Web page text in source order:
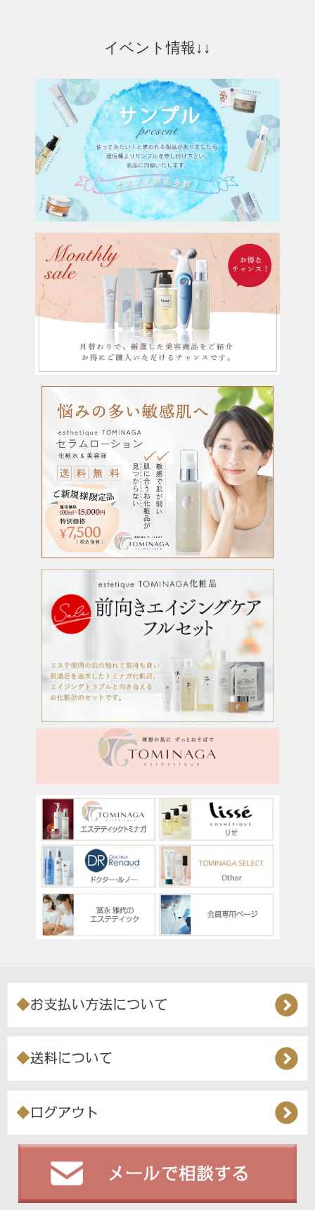
イベント情報↓↓